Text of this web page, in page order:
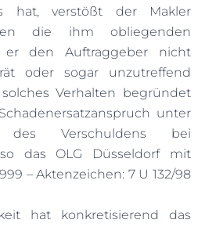
hat, verstößt der Makler
die ihm obliegenden
er den Auftraggeber nicht
oder sogar unzutreffend
Verhalten begründet
unter
Verschuldens bei
so das OLG Düsseldorf mit
– Aktenzeichen: 7 U 132/98
hat konkretisierend das